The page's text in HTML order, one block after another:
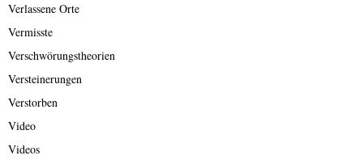
Verlassene Orte
Vermisste
Verschwörungstheorien
Versteinerungen
Verstorben
Video
Videos